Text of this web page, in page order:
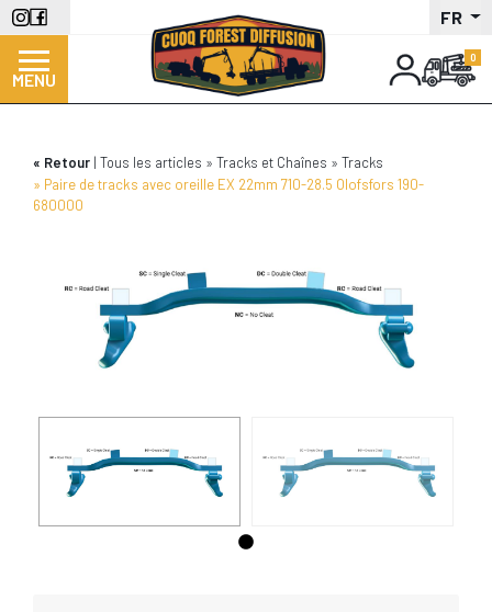
Aller
au
contenu
principal
FR
MENU
Retour Tous les articles Tracks et Chaînes
Tracks
Paire de tracks avec oreille EX 22mm 710-28.5 Olofsfors 190-
680000